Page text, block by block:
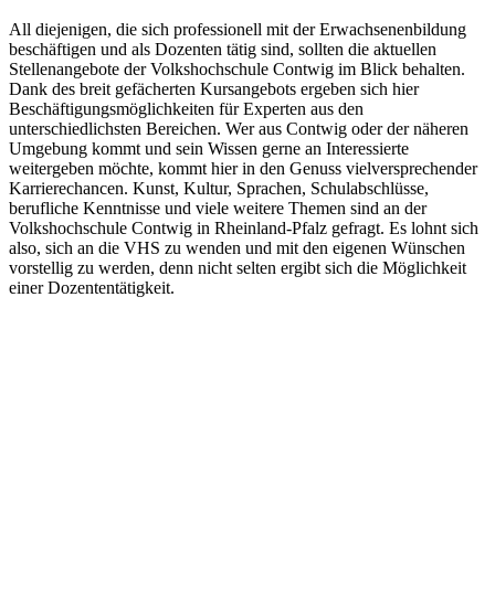
All diejenigen, die sich professionell mit der Erwachsenenbildung
beschäftigen und als Dozenten tätig sind, sollten die aktuellen
Stellenangebote der Volkshochschule Contwig im Blick behalten.
Dank des breit gefächerten Kursangebots ergeben sich hier
Beschäftigungsmöglichkeiten für Experten aus den
unterschiedlichsten Bereichen. Wer aus Contwig oder der näheren
Umgebung kommt und sein Wissen gerne an Interessierte
weitergeben möchte, kommt hier in den Genuss vielversprechender
Karrierechancen. Kunst, Kultur, Sprachen, Schulabschlüsse,
berufliche Kenntnisse und viele weitere Themen sind an der
Volkshochschule Contwig in Rheinland-Pfalz gefragt. Es lohnt sich
also, sich an die VHS zu wenden und mit den eigenen Wünschen
vorstellig zu werden, denn nicht selten ergibt sich die Möglichkeit
einer Dozententätigkeit.